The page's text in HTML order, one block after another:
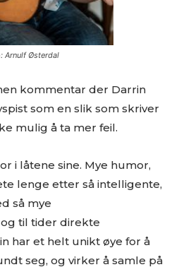
Arnulf Østerdal
kommentar der Darrin
som en slik som skriver
mulig å ta mer feil.
i låtene sine. Mye humor,
lenge etter så intelligente,
så mye
til tider direkte
har et helt unikt øye for å
seg, og virker å samle på